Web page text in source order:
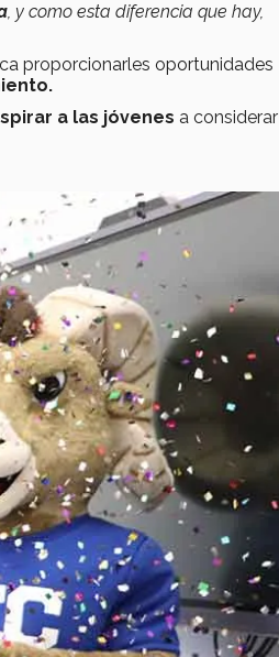
, y como esta diferencia que hay,
proporcionarles oportunidades
a las jóvenes a considerar